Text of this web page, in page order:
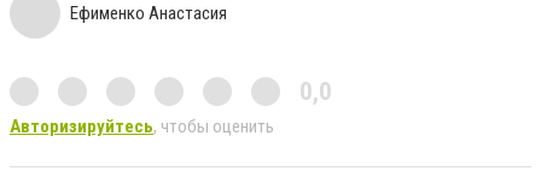
Ефименко Анастасия
0,0
Авторизируйтесь, чтобы оценить